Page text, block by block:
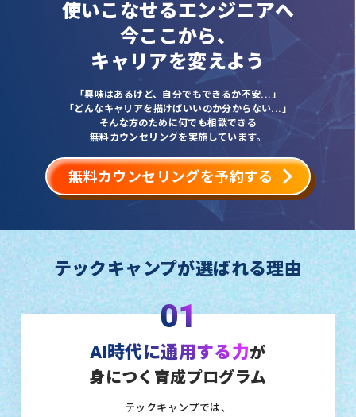
使いこなせるエンジニアへ
今ここから、
キャリアを変えよう
「興味はあるけど、自分でもできるか不安...」
「どんなキャリアを描けばいいのか分からない...」
そんな方のために何でも相談できる
無料カウンセリングを実施しています。
無料カウンセリングを予約する
テックキャンプが選ばれる理由
01
AI時代に通用する力が
身につく育成プログラム
テックキャンプでは、